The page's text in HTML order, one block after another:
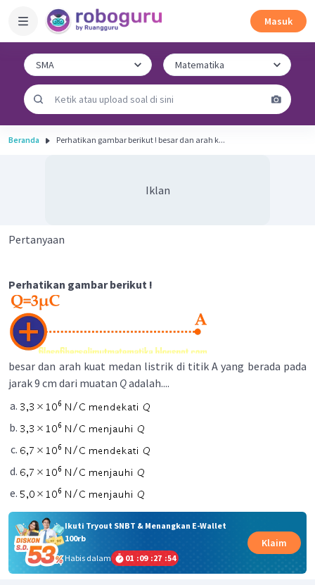
Masuk
Beranda Perhatikan gambar berikut ! besar dan arah k...
Iklan
Pertanyaan
Perhatikan gambar berikut !
besar dan arah kuat medan listrik di titik A yang berada pada
jarak 9 cm dari muatan Qadalah....
Ikuti Tryout SNBT & Menangkan E-Wallet
100rb
Habis dalam
01 :09 :27 :54
Klaim